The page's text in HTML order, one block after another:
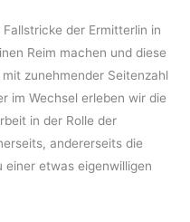
der Ermitterlin in
Reim machen und diese
zunehmender Seitenzahl
im Wechsel erleben wir die
in der Rolle der
andererseits die
einer etwas eigenwilligen